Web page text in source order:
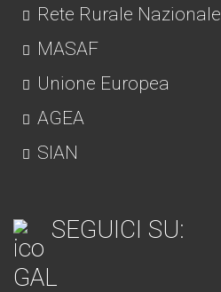
Rete Rurale Nazionale
MASAF
Unione Europea
AGEA
SIAN
SEGUICI SU: